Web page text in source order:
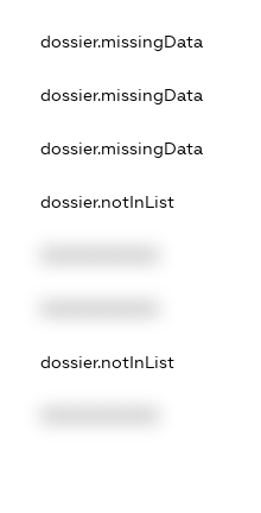
dossier.missingData
dossier.missingData
dossier.missingData
dossier.notInList
dossier.notInList